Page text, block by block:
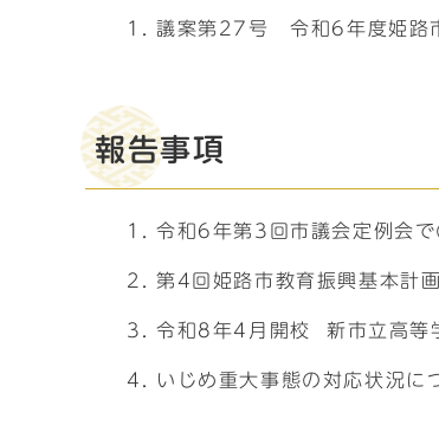
議案第27号 令和6年度姫路
報告事項
令和6年第3回市議会定例会
第4回姫路市教育振興基本計
令和8年4月開校 新市立高等
いじめ重大事態の対応状況に